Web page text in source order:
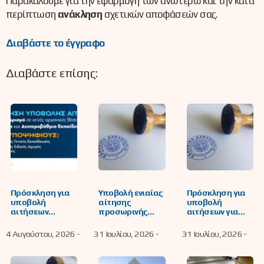
περίπτωση ανάκληση σχετικών αποφάσεών σας.
Διαβάστε το έγγραφο
Διαβάστε επίσης:
Πρόσκληση για
υποβολή
αιτήσεων
εκπαιδευτικών
για μόνιμο
κενές οργανικές
4 Αυγούστου, 2026 -
Υποβολή ενιαίας
αίτησης
προσωρινής
κάλυψης
λειτουργικών
συμπλήρωσης
31 Ιουλίου, 2026 -
Πρόσκληση για
υποβολή
αιτήσεων για
του
εβδομαδιαίου
διδακτικού
31 Ιουλίου, 2026 -